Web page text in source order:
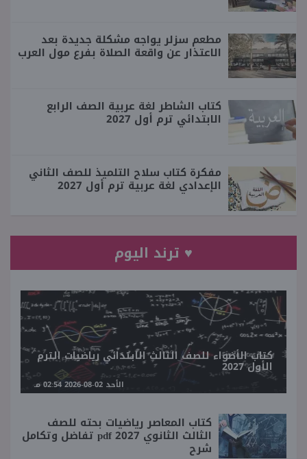
مطعم سزلر يواجه مشكلة جديدة بعد
الاعتذار عن واقعة الصلاة بفرع مول العرب
كتاب الشاطر لغة عربية الصف الرابع
الابتدائي ترم أول 2027
مفكرة كتاب سلاح التلميذ للصف الثاني
الإعدادي لغة عربية ترم أول 2027
♥ ترند اليوم
كتاب الأضواء للصف الثالث الابتدائي رياضيات الترم
الأول 2027
الأحد 02-08-2026 02:54 مـ
كتاب المعاصر رياضيات بحته للصف
الثالث الثانوي 2027 pdf تفاضل وتكامل
شرح